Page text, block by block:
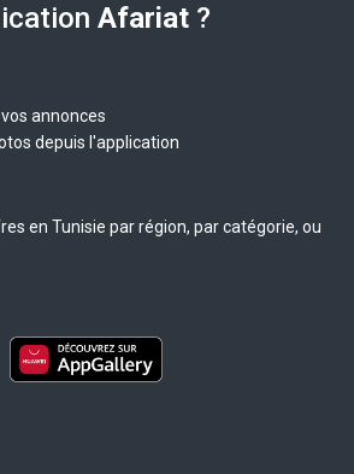
Afariat ?
annonces
depuis l'application
en Tunisie par région, par catégorie, ou